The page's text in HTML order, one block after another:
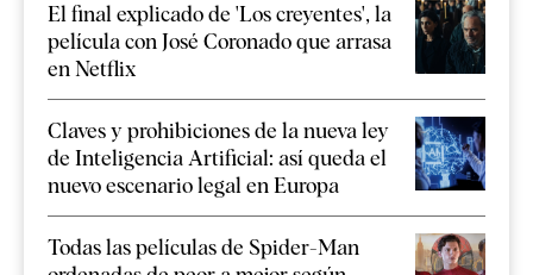
El final explicado de 'Los creyentes', la
película con José Coronado que arrasa
en Netflix
Claves y prohibiciones de la nueva ley
de Inteligencia Artificial: así queda el
nuevo escenario legal en Europa
Todas las películas de Spider-Man